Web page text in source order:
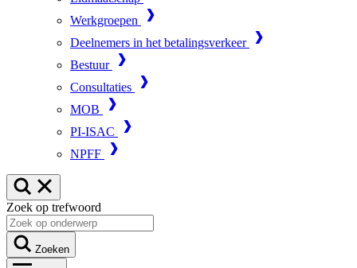
Werkgroepen
Deelnemers in het betalingsverkeer
Bestuur
Consultaties
MOB
PI-ISAC
NPFF
Zoek op trefwoord
Zoeken